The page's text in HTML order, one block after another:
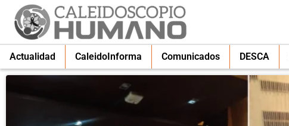
Actualidad CaleidoInforma Comunicados DESCA